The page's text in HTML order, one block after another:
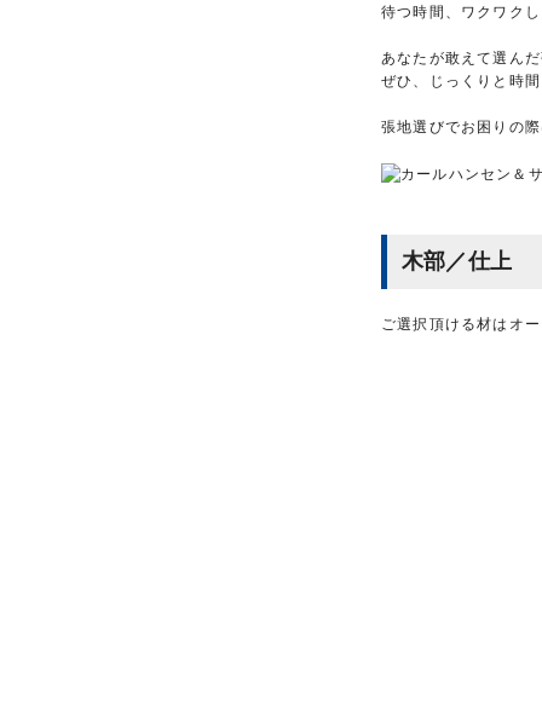
待つ時間、ワクワク
あなたが敢えて選ん
ぜひ、じっくりと時
張地選びでお困りの
木部／仕上
ご選択頂ける材はオ